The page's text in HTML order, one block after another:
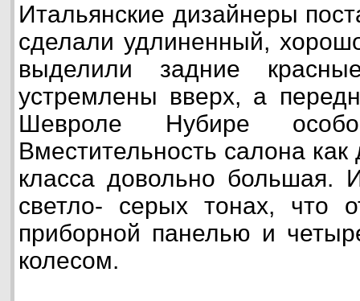
Итальянские дизайнеры
сделали удлиненный,
выделили задние
устремлены вверх, а
Шевроле Нубире
Вместительность салона как
класса довольно большая.
светло- серых тонах, что
приборной панелью и
колесом.